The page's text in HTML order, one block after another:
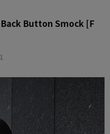
Button Smock [F